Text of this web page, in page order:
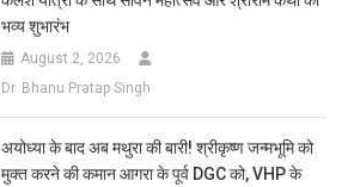
भव्य शुभारंभ
August 2, 2026
Dr. Bhanu Pratap Singh
अयोध्या के बाद अब मथुरा की बारी! श्रीकृष्ण जन्मभूमि को
मुक्त करने की कमान आगरा के पूर्व DGC को, VHP के